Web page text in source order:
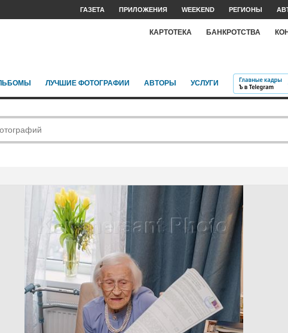
ГАЗЕТА ПРИЛОЖЕНИЯ WEEKEND РЕГИОНЫ
КАРТОТЕКА БАНКРОТСТВА
ЛУЧШИЕ ФОТОГРАФИИ АВТОРЫ УСЛУГИ